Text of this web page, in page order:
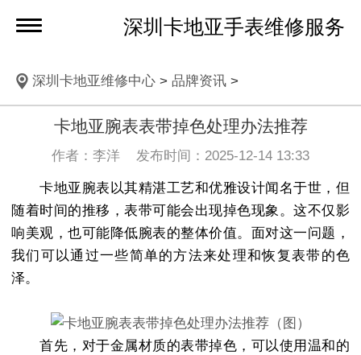
深圳卡地亚手表维修服务
深圳卡地亚维修中心> 品牌资讯>
卡地亚腕表表带掉色处理办法推荐
作者：李洋 发布时间：2025-12-14 13:33
卡地亚腕表以其精湛工艺和优雅设计闻名于世，但
随着时间的推移，表带可能会出现掉色现象。这不仅影
响美观，也可能降低腕表的整体价值。面对这一问题，
我们可以通过一些简单的方法来处理和恢复表带的色
泽。
首先，对于金属材质的表带掉色，可以使用温和的